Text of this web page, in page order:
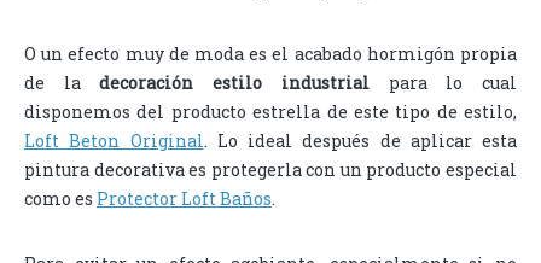
O un efecto muy de moda es el acabado hormigón propia
de ladecoración estilo industrialpara lo cual
disponemos del producto estrella de este tipo de estilo,
Loft Beton Original. Lo ideal después de aplicar esta
pintura decorativa es protegerla con un producto especial
como es Protector Loft Baños.